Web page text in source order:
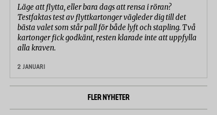
Läge att flytta, eller bara dags att rensa i röran?
Testfaktas test av flyttkartonger vägleder dig till det
bästa valet som står pall för både lyft och stapling. Två
kartonger fick godkänt, resten klarade inte att uppfylla
alla kraven.
2 JANUARI
FLER NYHETER